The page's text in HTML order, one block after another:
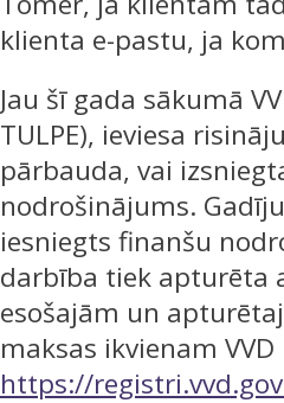
klienta e-pastu, ja
Jau šī gada sākumā
TULPE), ieviesa
pārbauda, vai
nodrošinājums.
iesniegts finanšu
darbība tiek apturēta
esošajām un
maksas ikvienam
https://